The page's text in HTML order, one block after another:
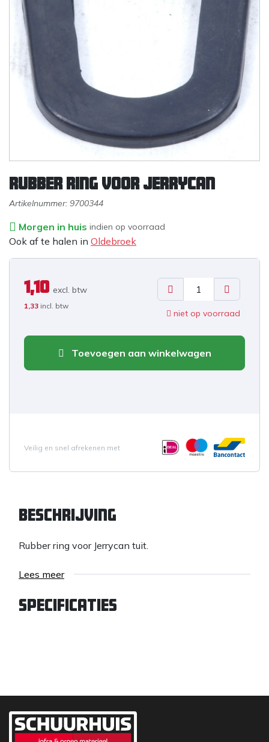
Rubber ring voor Jerrycan
Artikelnummer: 9700344
Morgen in huis indien op voorraad
Ook af te halen in Oldebroek
1,10 excl. btw
1,33 incl. btw
niet op voorraad
Toevoegen aan winkelwagen
Veilig en snel afrekenen met
Beschrijving
Rubber ring voor Jerrycan tuit.
Lees meer
Specificaties